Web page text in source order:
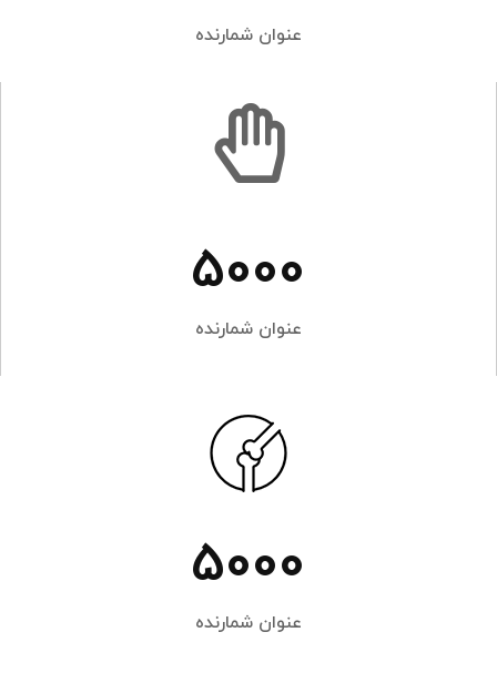
عنوان شمارنده
5000
عنوان شمارنده
5000
عنوان شمارنده